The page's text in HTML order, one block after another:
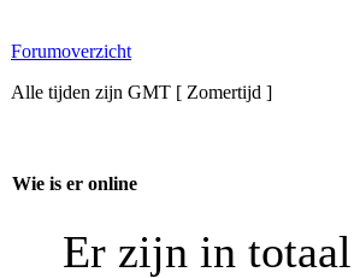
Forumoverzicht
Alle tijden zijn GMT [ Zomertijd ]
Wie is er online
Er zijn in totaal